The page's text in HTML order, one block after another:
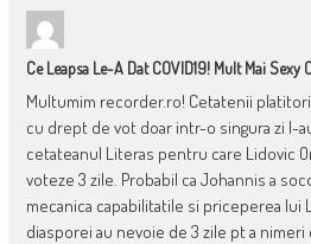
Ce Leapsa Le-A Dat COVID19! Mult Mai Sexy
Multumim recorder.ro! Cetatenii
cu drept de vot doar intr-o singura zi l-
cetateanul Literas pentru care Lidovic
voteze 3 zile. Probabil ca Johannis a
mecanica capabilitatile si priceperea lui
diasporei au nevoie de 3 zile pt a